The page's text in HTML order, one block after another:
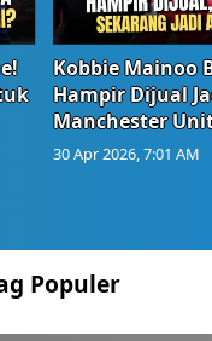
Kobbie Mainoo
Hampir Dijual
Manchester
30 Apr 2026, 7:01 AM
Populer